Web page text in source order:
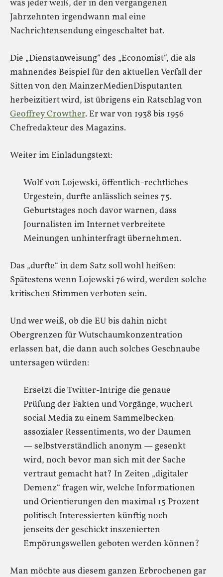
was jeder weiß, der in den vergangenen
Jahrzehnten irgendwann mal eine
Nachrichtensendung eingeschaltet hat.
Die „Dienstanweisung“ des „Economist“, die als
mahnendes Beispiel für den aktuellen Verfall der
Sitten von den MainzerMedienDisputanten
herbeizitiert wird, ist übrigens ein Ratschlag von
Geoffrey Crowther. Er war von 1938 bis 1956
Chefredakteur des Magazins.
Weiter im Einladungstext:
Wolf von Lojewski, öffentlich-rechtliches
Urgestein, durfte anlässlich seines 75.
Geburtstages noch davor warnen, dass
Journalisten im Internet verbreitete
Meinungen unhinterfragt übernehmen.
Das „durfte“ in dem Satz soll wohl heißen:
Spätestens wenn Lojewski 76 wird, werden solche
kritischen Stimmen verboten sein.
Und wer weiß, ob die EU bis dahin nicht
Obergrenzen für Wutschaumkonzentration
erlassen hat, die dann auch solches Geschnaube
untersagen würden:
Ersetzt die Twitter-Intrige die genaue
Prüfung der Fakten und Vorgänge, wuchert
social Media zu einem Sammelbecken
assozialer Ressentiments, wo der Daumen
— selbstverständlich anonym — gesenkt
wird, noch bevor man sich mit der Sache
vertraut gemacht hat? In Zeiten „digitaler
Demenz“ fragen wir, welche Informationen
und Orientierungen den maximal 15 Prozent
politisch Interessierten künftig noch
jenseits der geschickt inszenierten
Empörungswellen geboten werden können?
Man möchte aus diesem ganzen Erbrochenen gar